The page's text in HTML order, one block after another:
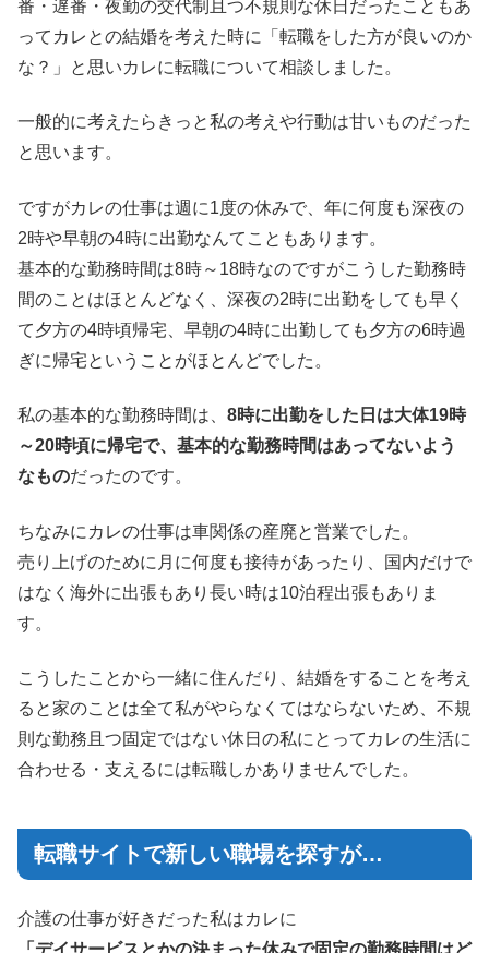
番・遅番・夜勤の交代制且つ不規則な休日だったこともあ
ってカレとの結婚を考えた時に「転職をした方が良いのか
な？」と思いカレに転職について相談しました。
一般的に考えたらきっと私の考えや行動は甘いものだった
と思います。
ですがカレの仕事は週に1度の休みで、年に何度も深夜の
2時や早朝の4時に出勤なんてこともあります。
基本的な勤務時間は8時～18時なのですがこうした勤務時
間のことはほとんどなく、深夜の2時に出勤をしても早く
て夕方の4時頃帰宅、早朝の4時に出勤しても夕方の6時過
ぎに帰宅ということがほとんどでした。
私の基本的な勤務時間は、 8時に出勤をした日は大体19時
～20時頃に帰宅で、基本的な勤務時間はあってないよう
なものだったのです。
ちなみにカレの仕事は車関係の産廃と営業でした。
売り上げのために月に何度も接待があったり、国内だけで
はなく海外に出張もあり長い時は10泊程出張もありま
す。
こうしたことから一緒に住んだり、結婚をすることを考え
ると家のことは全て私がやらなくてはならないため、不規
則な勤務且つ固定ではない休日の私にとってカレの生活に
合わせる・支えるには転職しかありませんでした。
転職サイトで新しい職場を探すが…
介護の仕事が好きだった私はカレに